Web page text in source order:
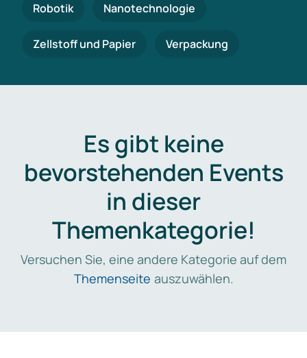
Robotik Nanotechnologie
Zellstoff und Papier Verpackung
Es gibt keine
bevorstehenden Events
in dieser
Themenkategorie!
Versuchen Sie, eine andere Kategorie auf dem
Themenseite auszuwählen.